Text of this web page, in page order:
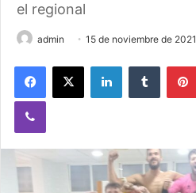
el regional
admin 15 de noviembre de 2021